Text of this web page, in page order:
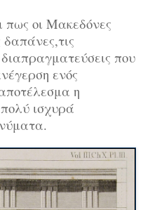
οι Μακεδόνες
που
ενός
η
ισχυρά